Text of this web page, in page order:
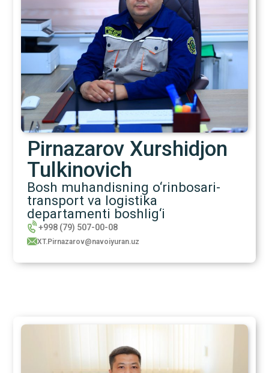
Pirnazarov Xurshidjon
Tulkinovich
Bosh muhandisning o‘rinbosari-
transport va logistika
departamenti boshlig‘i
+998 (79) 507-00-08
XT.Pirnazarov@navoiyuran.uz